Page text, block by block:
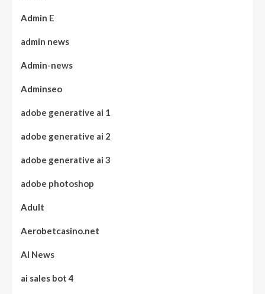
Admin E
admin news
Admin-news
Adminseo
adobe generative ai 1
adobe generative ai 2
adobe generative ai 3
adobe photoshop
Adult
Aerobetcasino.net
AI News
ai sales bot 4